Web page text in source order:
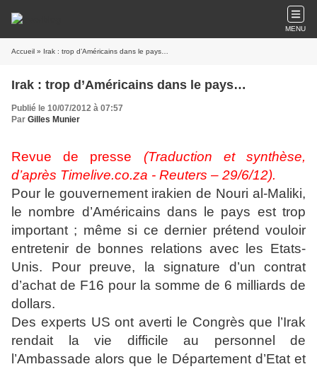
MENU
Accueil » Irak : trop d’Américains dans le pays…
Irak : trop d’Américains dans le pays…
Publié le 10/07/2012 à 07:57
Par Gilles Munier
Revue de presse (Traduction et synthèse,
d’après Timelive.co.za - Reuters – 29/6/12).
Pour le gouvernement irakien de Nouri al-Maliki,
le nombre d’Américains dans le pays est trop
important ; même si ce dernier prétend vouloir
entretenir de bonnes relations avec les Etats-
Unis. Pour preuve, la signature d’un contrat
d’achat de F16 pour la somme de 6 milliards de
dollars.
Des experts US ont averti le Congrès que l’Irak
rendait la vie difficile au personnel de
l’Ambassade alors que le Département d’Etat et